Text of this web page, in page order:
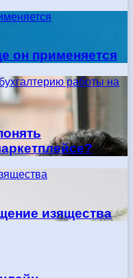
он применяется
работы на
изящества